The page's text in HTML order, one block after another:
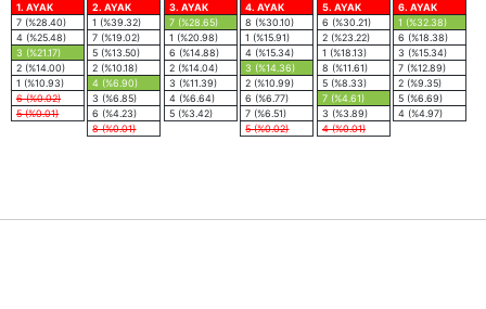
1. AYAK
7 (%28.40)
4 (%25.48)
3 (%21.17)
2 (%14.00)
1 (%10.93)
6 (%0.02)
5 (%0.01)
2. AYAK
1 (%39.32)
7 (%19.02)
5 (%13.50)
2 (%10.18)
4 (%6.90)
3 (%6.85)
6 (%4.23)
8 (%0.01)
3. AYAK
7 (%28.65)
1 (%20.98)
6 (%14.88)
2 (%14.04)
3 (%11.39)
4 (%6.64)
5 (%3.42)
4. AYAK
8 (%30.10)
1 (%15.91)
4 (%15.34)
3 (%14.36)
2 (%10.99)
6 (%6.77)
7 (%6.51)
5 (%0.02)
5. AYAK
6 (%30.21)
2 (%23.22)
1 (%18.13)
8 (%11.61)
5 (%8.33)
7 (%4.61)
3 (%3.89)
4 (%0.01)
6. AYAK
1 (%32.38)
6 (%18.38)
3 (%15.34)
7 (%12.89)
2 (%9.35)
5 (%6.69)
4 (%4.97)